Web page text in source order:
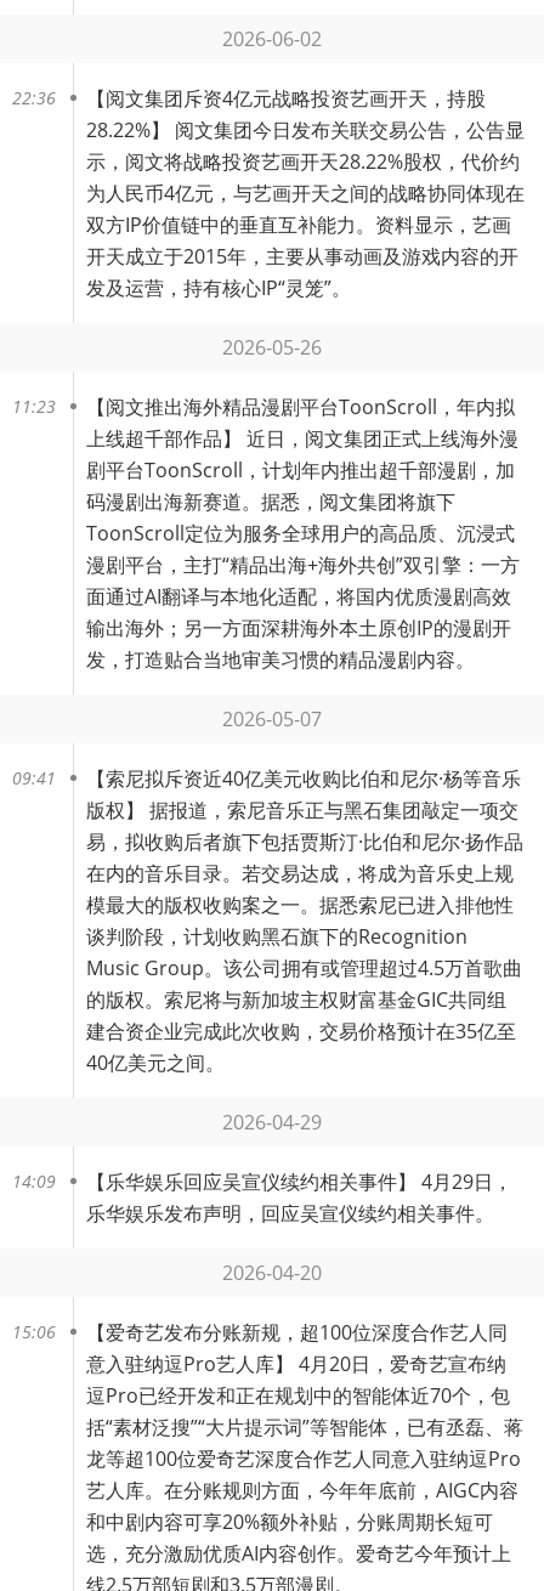
2026-06-02
22:36 【阅文集团斥资4亿元战略投资艺画开天，持股
28.22%】 阅文集团今日发布关联交易公告，公告显
示，阅文将战略投资艺画开天28.22%股权，代价约
为人民币4亿元，与艺画开天之间的战略协同体现在
双方IP价值链中的垂直互补能力。资料显示，艺画
开天成立于2015年，主要从事动画及游戏内容的开
发及运营，持有核心IP“灵笼”。
2026-05-26
11:23 【阅文推出海外精品漫剧平台ToonScroll，年内拟
上线超千部作品】 近日，阅文集团正式上线海外漫
剧平台ToonScroll，计划年内推出超千部漫剧，加
码漫剧出海新赛道。据悉，阅文集团将旗下
ToonScroll定位为服务全球用户的高品质、沉浸式
漫剧平台，主打“精品出海+海外共创”双引擎：一方
面通过AI翻译与本地化适配，将国内优质漫剧高效
输出海外；另一方面深耕海外本土原创IP的漫剧开
发，打造贴合当地审美习惯的精品漫剧内容。
2026-05-07
09:41 【索尼拟斥资近40亿美元收购比伯和尼尔·杨等音乐
版权】 据报道，索尼音乐正与黑石集团敲定一项交
易，拟收购后者旗下包括贾斯汀·比伯和尼尔·扬作品
在内的音乐目录。若交易达成，将成为音乐史上规
模最大的版权收购案之一。据悉索尼已进入排他性
谈判阶段，计划收购黑石旗下的Recognition
Music Group。该公司拥有或管理超过4.5万首歌曲
的版权。索尼将与新加坡主权财富基金GIC共同组
建合资企业完成此次收购，交易价格预计在35亿至
40亿美元之间。
2026-04-29
14:09 【乐华娱乐回应吴宣仪续约相关事件】 4月29日，
乐华娱乐发布声明，回应吴宣仪续约相关事件。
2026-04-20
15:06 【爱奇艺发布分账新规，超100位深度合作艺人同
意入驻纳逗Pro艺人库】 4月20日，爱奇艺宣布纳
逗Pro已经开发和正在规划中的智能体近70个，包
括“素材泛搜”“大片提示词”等智能体，已有丞磊、蒋
龙等超100位爱奇艺深度合作艺人同意入驻纳逗Pro
艺人库。在分账规则方面，今年年底前，AIGC内容
和中剧内容可享20%额外补贴，分账周期长短可
选，充分激励优质AI内容创作。爱奇艺今年预计上
线2.5万部短剧和3.5万部漫剧。